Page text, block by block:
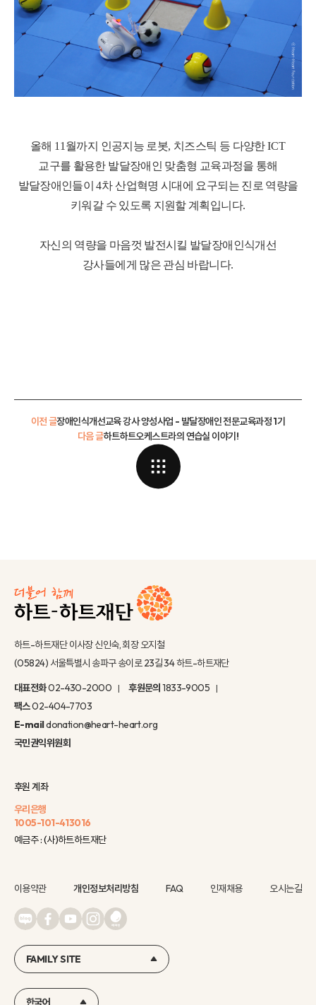
올해 11 월까지 인공지능 로봇, 치즈스틱 등 다양한ICT
교구를 활용한 발달장애인 맞춤형 교육과정을 통해
발달장애인들이4차 산업혁명 시대에 요구되는 진로 역량을
키워갈 수 있도록 지원할 계획입니다.
자신의 역량을 마음껏 발전시킬 발달장애인식개선
강사들에게 많은 관심 바랍니다.
이전 글장애인식개선교육 강사 양성사업 - 발달장애인 전문교육과정 1기
하트하트오케스트라의 연습실 이야기!
다음 글
하트-하트재단 이사장 신인숙, 회장 오지철
(05824) 서울특별시 송파구 송이로 23길 34 하트-하트재단
대표전화02-430-2000 후원문의 1833-9005
팩스02-404-7703
E-maildonation@heart-heart.org
국민권익위원회
후원 계좌
우리은행
1005-101-413016
예금주 : (사)하트하트재단
이용약관 개인정보처리방침 FAQ 인재채용 오시는길
FAMILY SITE
한국어